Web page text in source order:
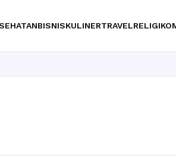
BISNISKULINERTRAVELRELIGI